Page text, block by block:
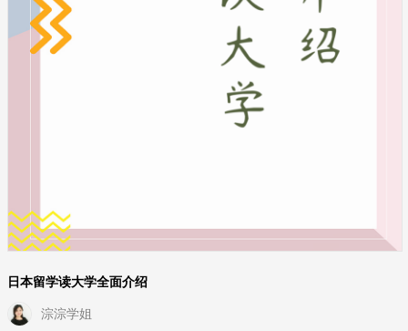
日本留学读大学全面介绍
淙淙学姐